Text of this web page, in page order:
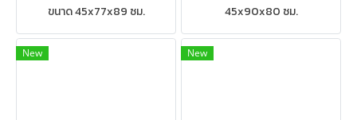
ขนาด 45x77x89 ซม.
45x90x80 ซม.
New New